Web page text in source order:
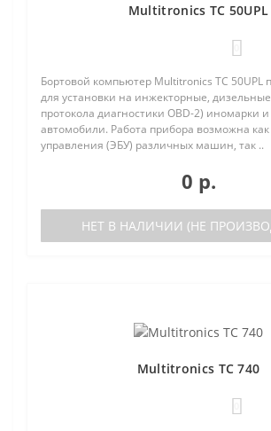
Multitronics TC 50UPL
Бортовой компьютер Multitronics TC 50UPL
для установки на инжекторные,
протокола диагностики OBD-2) иномарки
автомобили. Работа прибора возможна
управления (ЭБУ) различных машин, так ..
0 р.
НЕТ В НАЛИЧИИ (НЕ
Multitronics TC 740